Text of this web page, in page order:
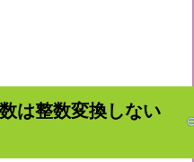
は整数変換しない